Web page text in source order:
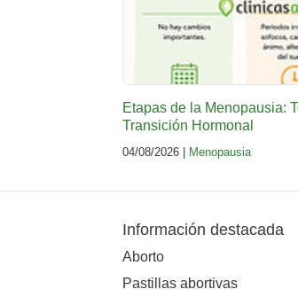
Etapas de la Menopausia:
Transición Hormonal
04/08/2026 | Menopausia
Información destacada
Aborto
Pastillas abortivas